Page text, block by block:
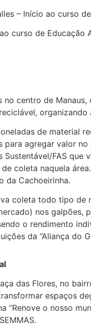
– Início ao curso
curso de
centro de
de material
agregar valor
FAS
coleta naquela
da Cachoeirinha.
coleta todo tipo
nos
o rendimento
da “Aliança do
das Flores, no
espaços
o nosso